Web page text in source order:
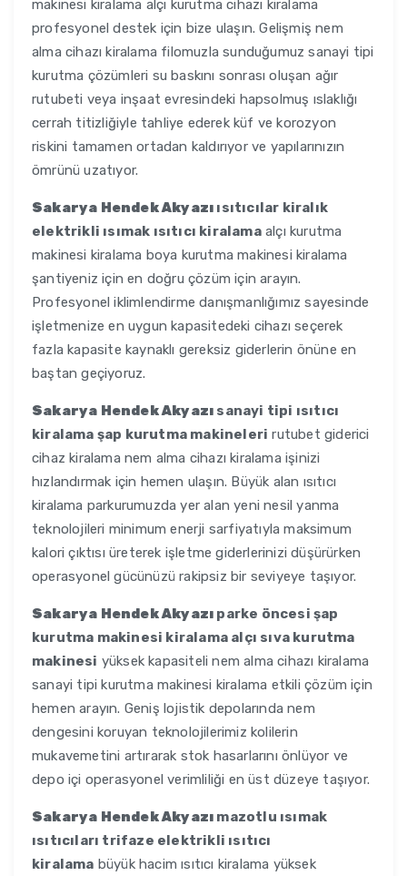
makinesi kiralama alçı kurutma cihazı kiralama
profesyonel destek için bize ulaşın. Gelişmiş nem
alma cihazı kiralama filomuzla sunduğumuz sanayi tipi
kurutma çözümleri su baskını sonrası oluşan ağır
rutubeti veya inşaat evresindeki hapsolmuş ıslaklığı
cerrah titizliğiyle tahliye ederek küf ve korozyon
riskini tamamen ortadan kaldırıyor ve yapılarınızın
ömrünü uzatıyor.
Sakarya Hendek Akyazı ısıtıcılar kiralık
elektrikli ısımak ısıtıcı kiralamaalçı kurutma
makinesi kiralama boya kurutma makinesi kiralama
şantiyeniz için en doğru çözüm için arayın.
Profesyonel iklimlendirme danışmanlığımız sayesinde
işletmenize en uygun kapasitedeki cihazı seçerek
fazla kapasite kaynaklı gereksiz giderlerin önüne en
baştan geçiyoruz.
Sakarya Hendek Akyazı sanayi tipi ısıtıcı
kiralama şap kurutma makineleri rutubet giderici
cihaz kiralama nem alma cihazı kiralama işinizi
hızlandırmak için hemen ulaşın. Büyük alan ısıtıcı
kiralama parkurumuzda yer alan yeni nesil yanma
teknolojileri minimum enerji sarfiyatıyla maksimum
kalori çıktısı üreterek işletme giderlerinizi düşürürken
operasyonel gücünüzü rakipsiz bir seviyeye taşıyor.
Sakarya Hendek Akyazı parke öncesi şap
kurutma makinesi kiralama alçı sıva kurutma
makinesi yüksek kapasiteli nem alma cihazı kiralama
sanayi tipi kurutma makinesi kiralama etkili çözüm için
hemen arayın. Geniş lojistik depolarında nem
dengesini koruyan teknolojilerimiz kolilerin
mukavemetini artırarak stok hasarlarını önlüyor ve
depo içi operasyonel verimliliği en üst düzeye taşıyor.
Sakarya Hendek Akyazı mazotlu ısımak
ısıtıcıları trifaze elektrikli ısıtıcı
kiralama büyük hacim ısıtıcı kiralama yüksek